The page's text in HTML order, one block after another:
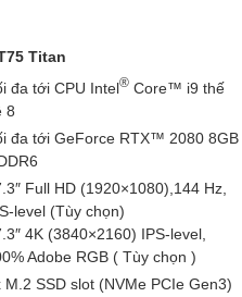
Titan
đa tới CPU Intel® Core™ i9 thế
8
đa tới GeForce RTX™ 2080 8GB
Full HD (1920×1080),144 Hz,
level (Tùy chọn)
4K (3840×2160) IPS-level,
Adobe RGB ( Tùy chọn )
M.2 SSD slot (NVMe PCIe Gen3)